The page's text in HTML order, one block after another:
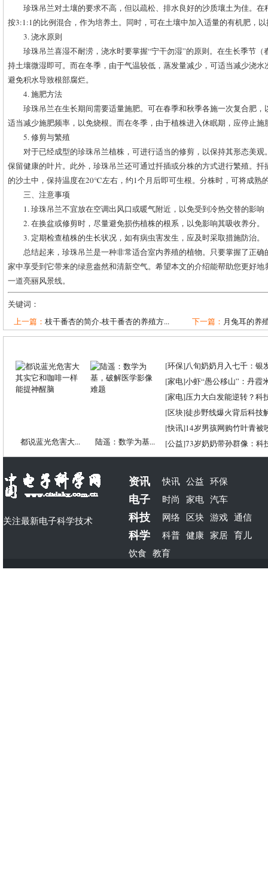
珍珠吊兰对土壤的要求不高，但以疏松、排水良好的沙质壤土为佳。
按3:1:1的比例混合，作为培养土。同时，可在土壤中加入适量的有机肥，
3. 浇水原则
珍珠吊兰喜湿不耐涝，浇水时要掌握“宁干勿湿”的原则。在生长季节
持土壤微湿即可。而在冬季，由于气温较低，蒸发量减少，可适当减少浇
避免积水导致根部腐烂。
4. 施肥方法
珍珠吊兰在生长期间需要适量施肥。可在春季和秋季各施一次复合肥
适当减少施肥频率，以免烧根。而在冬季，由于植株进入休眠期，应停止施
5. 修剪与繁殖
对于已经成型的珍珠吊兰植株，可进行适当的修剪，以保持其形态美
保留健康的叶片。此外，珍珠吊兰还可通过扦插或分株的方式进行繁殖。
的沙土中，保持温度在20℃左右，约1个月后即可生根。分株时，可将成熟
三、注意事项
1. 珍珠吊兰不宜放在空调出风口或暖气附近，以免受到冷热交替的影
2. 在换盆或修剪时，尽量避免损伤植株的根系，以免影响其吸收养分。
3. 定期检查植株的生长状况，如有病虫害发生，应及时采取措施防治。
总结起来，珍珠吊兰是一种非常适合室内养殖的植物。只要掌握了正
家中享受到它带来的绿意盎然和清新空气。希望本文的介绍能帮助您更好
一道亮丽风景线。
关键词：
上一篇： 枝干番杏的简介-枝干番杏的养殖方... 下一篇： 月兔耳的养
都说蓝光危害大... 陆遥：数学为基...
[环保]八旬奶奶月入七千：银
[家电]小虾“愚公移山”：丹霞
[家电]压力大白发能逆转？科
[区块]徒步野线爆火背后科技
[快讯]14岁男孩网购竹叶青被
[公益]73岁奶奶带孙群像：科
关注最新电子科学技术
资讯 快讯 公益 环保
电子 时尚 家电 汽车
科技 网络 区块 游戏 通信
科学 科普 健康 家居 育儿
饮食 教育